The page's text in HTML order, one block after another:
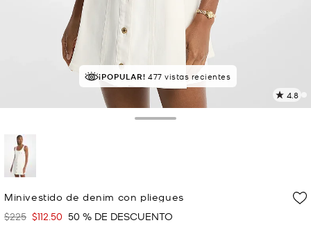
¡SOLICITADOS!18 vendidos
¡POPULAR! 477 vistas recientes
4.8
5
Minivestido de denim con pliegues
Era
$225 Ahora
$112.50 50 % DE DESCUENTO